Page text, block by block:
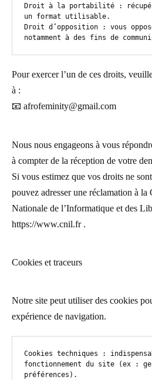
Droit à la portabilité :
un format utilisable.
Droit d’opposition : vous
notamment à des fins de
Pour exercer l’un de ces droits,
à :
📧 afrofeminity@gmail.com
Nous nous engageons à vous
à compter de la réception de votre
Si vous estimez que vos droits ne
pouvez adresser une réclamation à
Nationale de l’Informatique et des
https://www.cnil.fr .
Cookies et traceurs
Notre site peut utiliser des cookies
expérience de navigation.
Cookies techniques :
fonctionnement du site (ex :
préférences).